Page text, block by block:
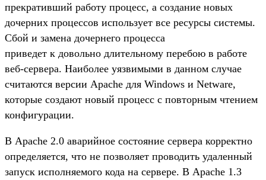
прекративший работу процесс, а создание новых
дочерних процессов использует все ресурсы системы.
Сбой и замена дочернего процесса
приведет к довольно длительному перебою в работе
веб-сервера. Наиболее уязвимыми в данном случае
считаются версии Apache для Windows и Netware,
которые создают новый процесс с повторным чтением
конфигурации.
В Apache 2.0 аварийное состояние сервера корректно
определяется, что не позволяет проводить удаленный
запуск исполняемого кода на сервере. В Apache 1.3